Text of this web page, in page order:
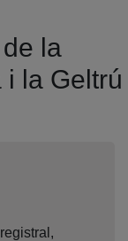
la
la Geltrú